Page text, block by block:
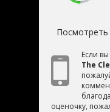
Если вы
The
оценочку,